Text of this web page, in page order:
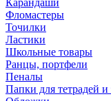
Карандаши
Фломастеры
Точилки
Ластики
Школьные товары
Ранцы, портфели
Пеналы
Папки для тетрадей и